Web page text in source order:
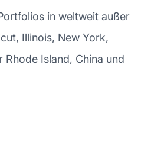
in weltweit außer
Illinois, New York,
Island, China und